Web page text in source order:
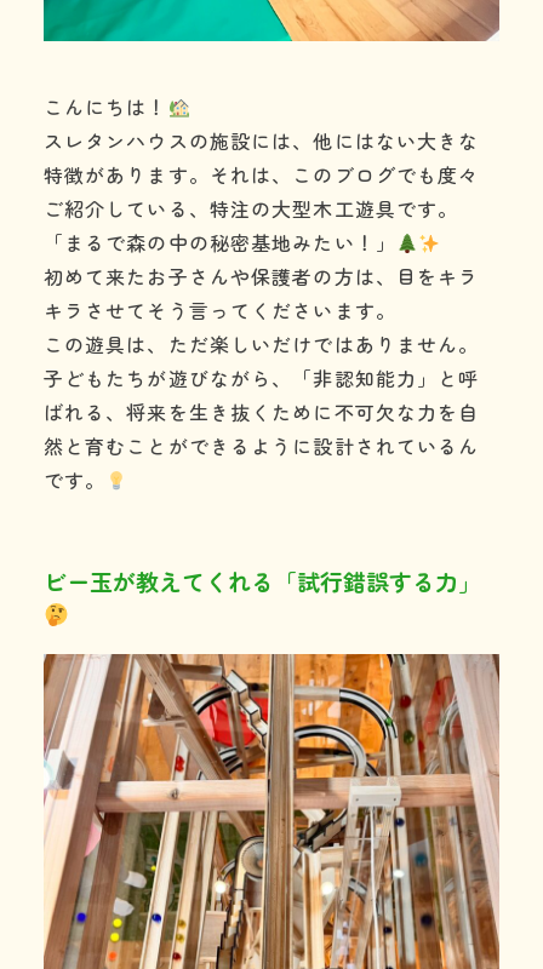
こんにちは！
スレタンハウスの施設には、他にはない大きな
特徴があります。それは、このブログでも度々
ご紹介している、特注の大型木工遊具です。
「まるで森の中の秘密基地みたい！」
初めて来たお子さんや保護者の方は、目をキラ
キラさせてそう言ってくださいます。
この遊具は、ただ楽しいだけではありません。
子どもたちが遊びながら、「非認知能力」と呼
ばれる、将来を生き抜くために不可欠な力を自
然と育むことができるように設計されているん
です。
ビー玉が教えてくれる「試行錯誤する力」